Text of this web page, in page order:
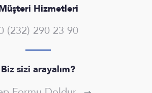
Hizmetleri
(232) 290 23 90
Biz sizi arayalım?